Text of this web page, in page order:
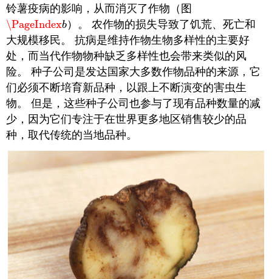
铃薯疫病的影响，从而消灭了作物（图
\PageIndexb
\PageIndexb）。 农作物的损失导致了饥荒、死亡和
大规模移民。 抗病是维持作物生物多样性的主要好
处，而当代作物物种缺乏多样性也会带来类似的风
险。 种子公司是发达国家大多数作物品种的来源，它
们必须不断培育新品种，以跟上不断演变的害虫生
物。 但是，这些种子公司也参与了现有品种数量的减
少，因为它们专注于在世界更多地区销售较少的品
种，取代传统的当地品种。